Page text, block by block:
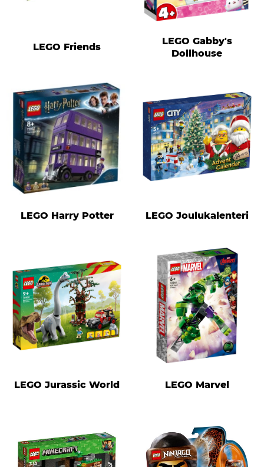
LEGO Friends
LEGO Gabby's
Dollhouse
LEGO Harry Potter LEGO Joulukalenteri
LEGO Jurassic World LEGO Marvel